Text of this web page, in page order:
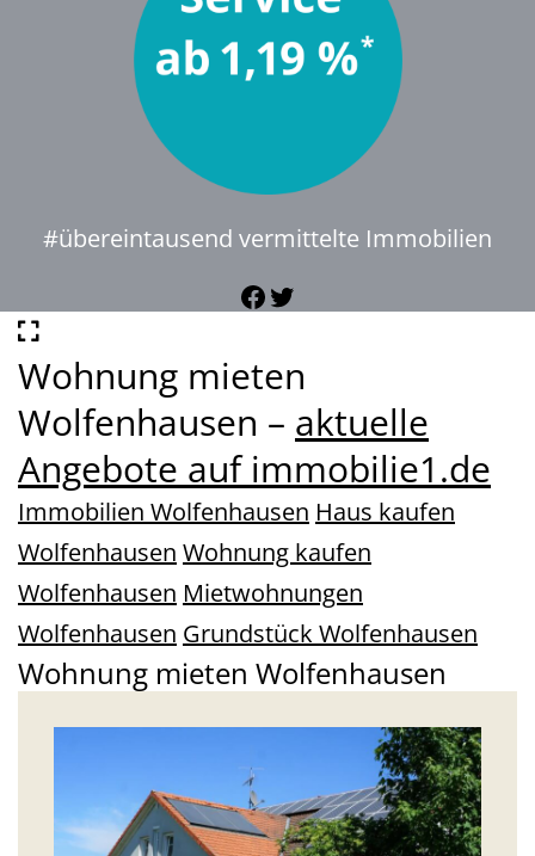
#übereintausend vermittelte Immobilien
Facebook
Twitter
Wohnung mieten
Wolfenhausen – aktuelle
Angebote auf immobilie1.de
Immobilien Wolfenhausen Haus kaufen
Wolfenhausen Wohnung kaufen
Wolfenhausen Mietwohnungen
Wolfenhausen Grundstück Wolfenhausen
Wohnung mieten Wolfenhausen